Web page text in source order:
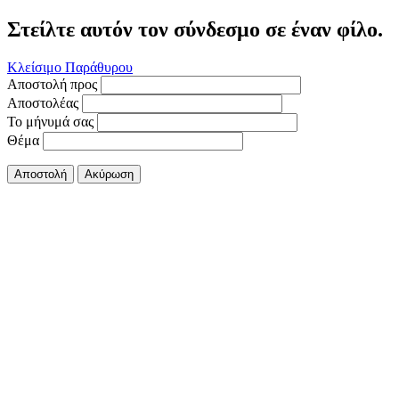
Στείλτε αυτόν τον σύνδεσμο σε έναν φίλο.
Κλείσιμο Παράθυρου
Αποστολή προς
Αποστολέας
Το μήνυμά σας
Θέμα
Αποστολή Ακύρωση